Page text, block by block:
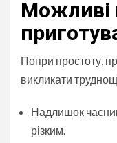
Можливі
Попри простоту,
викликати
Надлишок
різким.